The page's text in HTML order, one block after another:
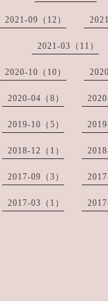
2021-09（12）
2021-03（11）
2020-10（10）
2020-04（8）
2019-10（5）
2018-12（1）
2017-09（3）
2017-03（1）